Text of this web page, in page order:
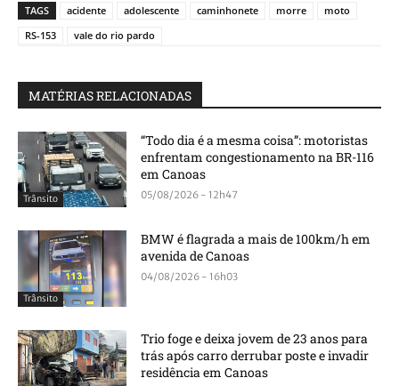
TAGS acidente adolescente caminhonete morre
moto
RS-153
vale do rio pardo
MATÉRIAS RELACIONADAS
Trânsito
“Todo dia é a mesma coisa”: motoristas
enfrentam congestionamento na BR-116
em Canoas
05/08/2026 - 12h47
Trânsito
BMW é flagrada a mais de 100km/h em
avenida de Canoas
04/08/2026 - 16h03
Trio foge e deixa jovem de 23 anos para
trás após carro derrubar poste e invadir
residência em Canoas